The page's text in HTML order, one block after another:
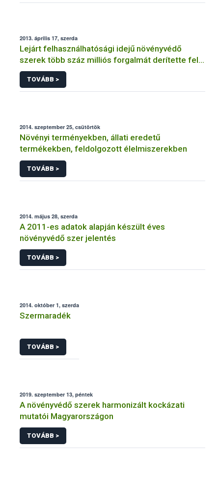
2013. április 17, szerda
Lejárt felhasználhatósági idejű növényvédő
szerek több száz milliós forgalmát derítette fel a
NÉBIH
TOVÁBB >
2014. szeptember 25, csütörtök
Növényi terményekben, állati eredetű
termékekben, feldolgozott élelmiszerekben
TOVÁBB >
2014. május 28, szerda
A 2011-es adatok alapján készült éves
növényvédő szer jelentés
TOVÁBB >
2014. október 1, szerda
Szermaradék
TOVÁBB >
2019. szeptember 13, péntek
A növényvédő szerek harmonizált kockázati
mutatói Magyarországon
TOVÁBB >